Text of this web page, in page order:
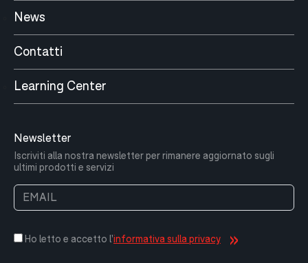
News
Contatti
Learning Center
Newsletter
Iscriviti alla nostra newsletter per rimanere aggiornato sugli
ultimi prodotti e servizi
Ho letto e accetto l'informativa sulla privacy